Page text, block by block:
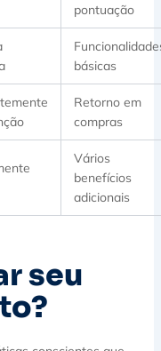
pontuação
básicas
Retorno em
compras
Vários
benefícios
adicionais
seu